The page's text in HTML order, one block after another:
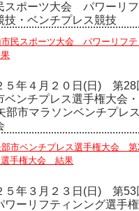
スポーツ大会 パワーリ
技・ベンチプレス競技
市民スポーツ大会 パワーリフ
年４月２０日(日) 第28
ベンチプレス選手権大会
部市マラソンベンチプレ
部市ベンチプレス選手権大会
選手権大会 結果
年３月２３日(日) 第53
ワーリフティンング選手